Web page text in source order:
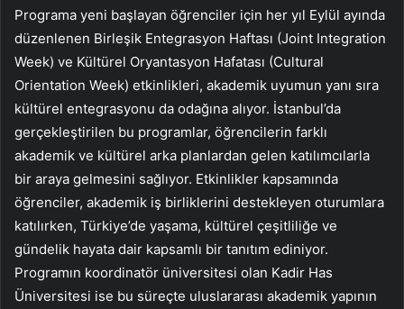
Programa yeni başlayan öğrenciler için her yıl Eylül ayında
düzenlenen Birleşik Entegrasyon Haftası (Joint Integration
Week) ve Kültürel Oryantasyon Hafatası (Cultural
Orientation Week) etkinlikleri, akademik uyumun yanı sıra
kültürel entegrasyonu da odağına alıyor. İstanbul’da
gerçekleştirilen bu programlar, öğrencilerin farklı
akademik ve kültürel arka planlardan gelen katılımcılarla
bir araya gelmesini sağlıyor. Etkinlikler kapsamında
öğrenciler, akademik iş birliklerini destekleyen oturumlara
katılırken, Türkiye’de yaşama, kültürel çeşitliliğe ve
gündelik hayata dair kapsamlı bir tanıtım ediniyor.
Programın koordinatör üniversitesi olan Kadir Has
Üniversitesi ise bu süreçte uluslararası akademik yapının